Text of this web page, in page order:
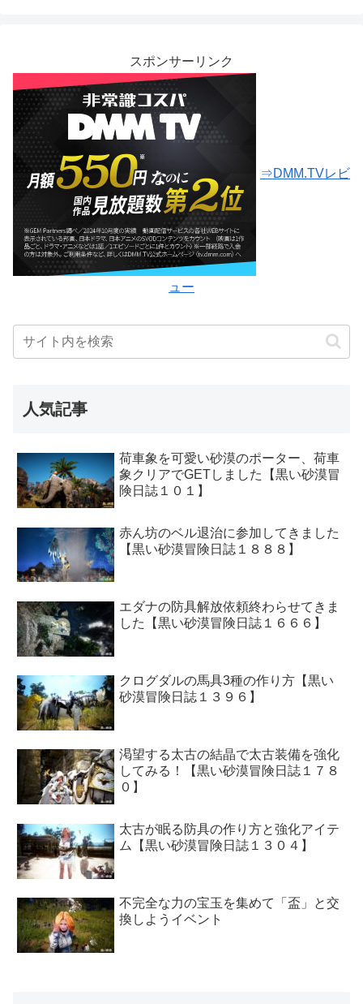
スポンサーリンク
⇒DMM.TVレビ
ュー
人気記事
荷車象を可愛い砂漠のポーター、荷車
象クリアでGETしました【黒い砂漠冒
険日誌１０１】
赤ん坊のベル退治に参加してきました
【黒い砂漠冒険日誌１８８８】
エダナの防具解放依頼終わらせてきま
した【黒い砂漠冒険日誌１６６６】
クログダルの馬具3種の作り方【黒い
砂漠冒険日誌１３９６】
渇望する太古の結晶で太古装備を強化
してみる！【黒い砂漠冒険日誌１７８
０】
太古が眠る防具の作り方と強化アイテ
ム【黒い砂漠冒険日誌１３０４】
不完全な力の宝玉を集めて「盃」と交
換しようイベント